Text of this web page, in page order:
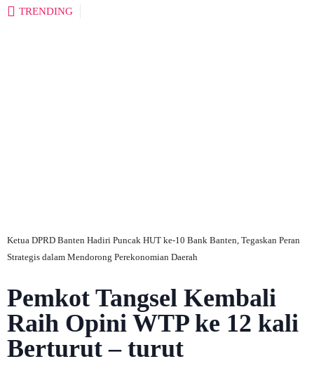
TRENDING
Ketua DPRD Banten Hadiri Puncak HUT ke-10 Bank Banten, Tegaskan Peran
Strategis dalam Mendorong Perekonomian Daerah
Pemkot Tangsel Kembali
Raih Opini WTP ke 12 kali
Berturut – turut